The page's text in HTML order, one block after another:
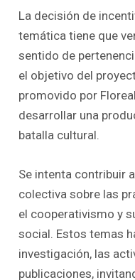
La decisión de
temática tiene que
sentido de
el objetivo del
promovido por
desarrollar una
batalla cultural.
Se intenta contribuir
colectiva sobre las
el cooperativismo y
social. Estos temas
investigación, las
publicaciones,